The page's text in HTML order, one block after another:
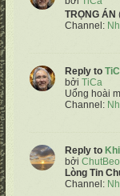
TRỌNG ÁN
Channel:
Reply to
bởi TiCa
Uổng hoài
Channel:
Reply to
bởi ChutBeo
Lòng Tin
Channel: